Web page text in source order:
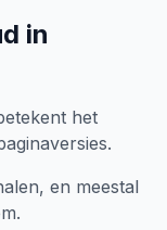
in
het
en meestal